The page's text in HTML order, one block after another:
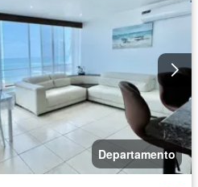
Departamento